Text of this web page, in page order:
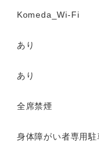
Komeda_Wi-Fi
あり
あり
全席禁煙
身体障がい者専用駐